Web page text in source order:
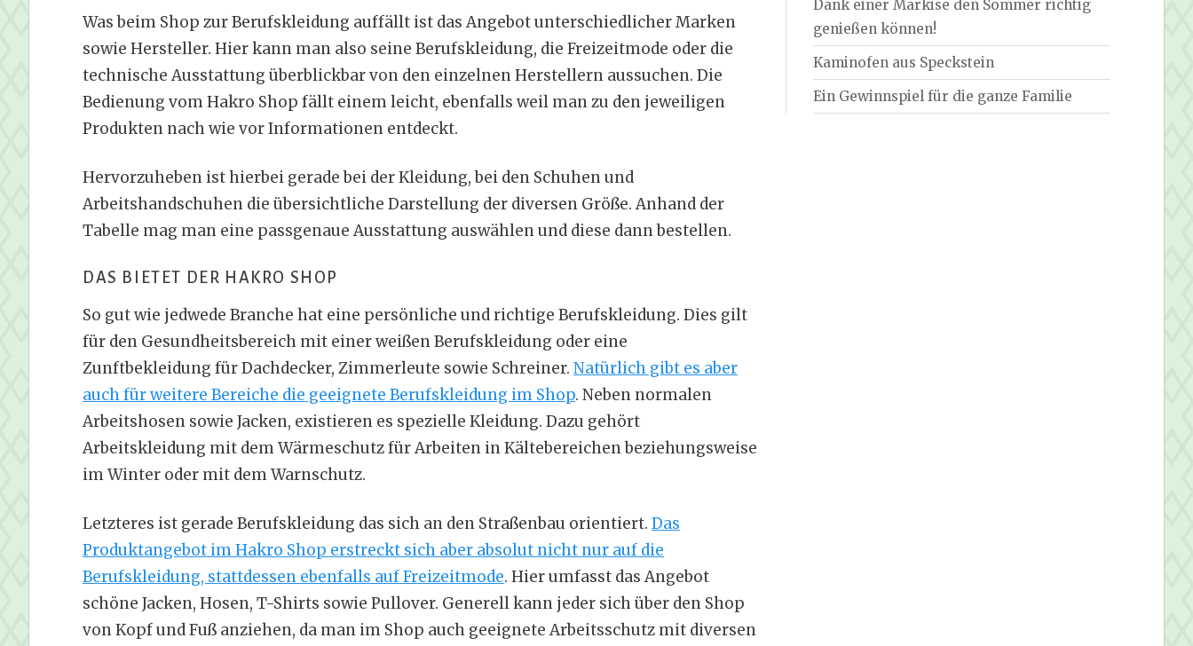
Was beim Shop zur Berufskleidung auffällt ist das Angebot unterschiedlicher Marken
sowie Hersteller. Hier kann man also seine Berufskleidung, die Freizeitmode oder die
technische Ausstattung überblickbar von den einzelnen Herstellern aussuchen. Die
Bedienung vom Hakro Shop fällt einem leicht, ebenfalls weil man zu den jeweiligen
Produkten nach wie vor Informationen entdeckt.
Hervorzuheben ist hierbei gerade bei der Kleidung, bei den Schuhen und
Arbeitshandschuhen die übersichtliche Darstellung der diversen Größe. Anhand der
Tabelle mag man eine passgenaue Ausstattung auswählen und diese dann bestellen.
DAS BIETET DER HAKRO SHOP
So gut wie jedwede Branche hat eine persönliche und richtige Berufskleidung. Dies gilt
für den Gesundheitsbereich mit einer weißen Berufskleidung oder eine
Zunftbekleidung für Dachdecker, Zimmerleute sowie Schreiner. Natürlich gibt es aber
auch für weitere Bereiche die geeignete Berufskleidung im Shop. Neben normalen
Arbeitshosen sowie Jacken, existieren es spezielle Kleidung. Dazu gehört
Arbeitskleidung mit dem Wärmeschutz für Arbeiten in Kältebereichen beziehungsweise
im Winter oder mit dem Warnschutz.
Letzteres ist gerade Berufskleidung das sich an den Straßenbau orientiert. Das
Produktangebot im Hakro Shop erstreckt sich aber absolut nicht nur auf die
Berufskleidung, stattdessen ebenfalls auf Freizeitmode. Hier umfasst das Angebot
schöne Jacken, Hosen, T-Shirts sowie Pullover. Generell kann jeder sich über den Shop
von Kopf und Fuß anziehen, da man im Shop auch geeignete Arbeitsschutz mit diversen
Dank einer Markise den Sommer richtig
genießen können!
Kaminofen aus Speckstein
Ein Gewinnspiel für die ganze Familie